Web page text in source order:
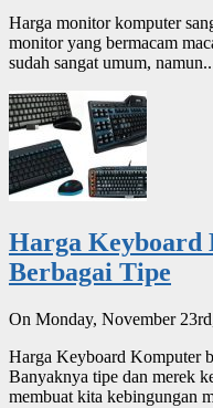
Harga monitor komputer
monitor yang bermacam
sudah sangat umum,
Harga Keyboard
Berbagai Tipe
On Monday, November
Harga Keyboard Komputer
Banyaknya tipe dan merek
membuat kita kebingungan